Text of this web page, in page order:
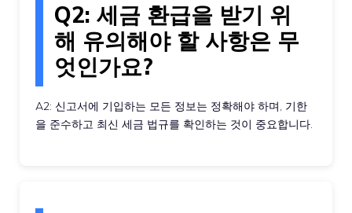
Q2: 세금 환급을 받기 위
해 유의해야 할 사항은 무
엇인가요?
A2: 신고서에 기입하는 모든 정보는 정확해야 하며, 기한
을 준수하고 최신 세금 법규를 확인하는 것이 중요합니다.